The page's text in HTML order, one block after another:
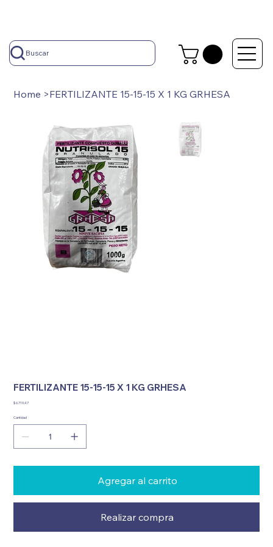
Buscar
Home >FERTILIZANTE 15-15-15 X 1 KG GRHESA
FERTILIZANTE 15-15-15 X 1 KG GRHESA
Precio
$ 6.719,47
Cantidad
Agregar al carrito
Realizar compra